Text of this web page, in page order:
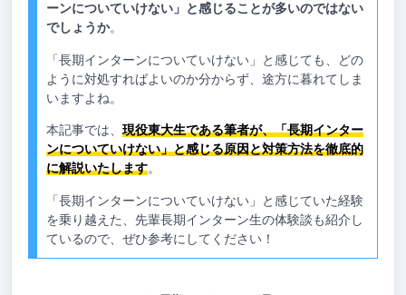
ーンについていけない」と感じることが多いのではない
でしょうか。
「長期インターンについていけない」と感じても、どの
ように対処すればよいのか分からず、途方に暮れてしま
いますよね。
本記事では、 現役東大生である筆者が、「長期インター
ンについていけない」と感じる原因と対策方法を徹底的
に解説いたします。
「長期インターンについていけない」と感じていた経験
を乗り越えた、先輩長期インターン生の体験談も紹介し
ているので、ぜひ参考にしてください！